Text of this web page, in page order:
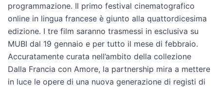
programmazione. Il primo festival cinematografico
online in lingua francese è giunto alla quattordicesima
edizione. I tre film saranno trasmessi in esclusiva su
MUBI dal 19 gennaio e per tutto il mese di febbraio.
Accuratamente curata nell’ambito della collezione
Dalla Francia con Amore, la partnership mira a mettere
in luce le opere di una nuova generazione di registi di